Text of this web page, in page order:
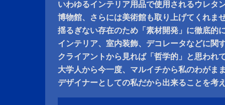
いわゆるインテリア用品で使用されるウレタ
博物館、さらには美術館も取り上げてくれま
揺るぎない存在のため「素材開発」に徹底的
インテリア、室内装飾、デコレータなどに関
クライアントから見れば「哲学的」と思われ
大学人から今一度、マルイチから私のわがま
デザイナーとしての私だから出来ることを考